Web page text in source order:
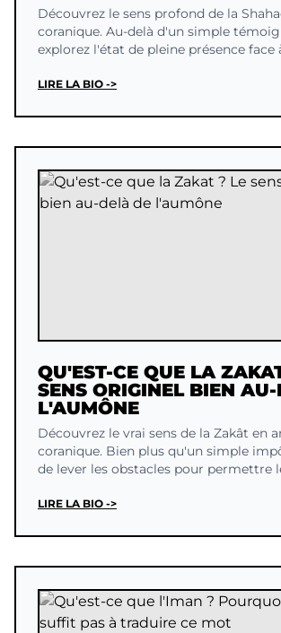
Découvrez le sens profond de la
coranique. Au-delà d'un simple
explorez l'état de pleine présence face
LIRE LA BIO ->
QU'EST-CE QUE LA
SENS ORIGINEL BIEN
L'AUMÔNE
Découvrez le vrai sens de la Zakât en
coranique. Bien plus qu'un simple
de lever les obstacles pour permettre
LIRE LA BIO ->